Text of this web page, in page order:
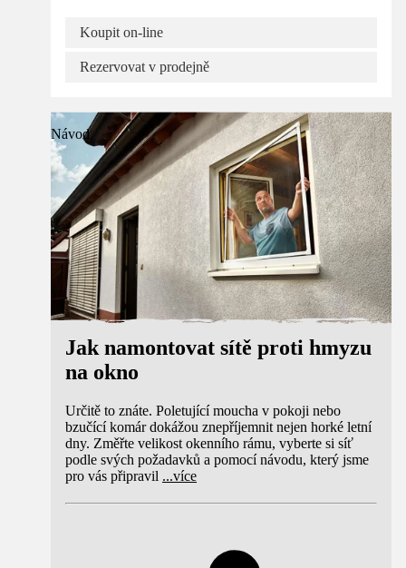
Koupit on-line
Rezervovat v prodejně
Návod
Jak namontovat sítě proti hmyzu
na okno
Určitě to znáte. Poletující moucha v pokoji nebo
bzučící komár dokážou znepříjemnit nejen horké letní
dny. Změřte velikost okenního rámu, vyberte si síť
podle svých požadavků a pomocí návodu, který jsme
pro vás připravil ...více